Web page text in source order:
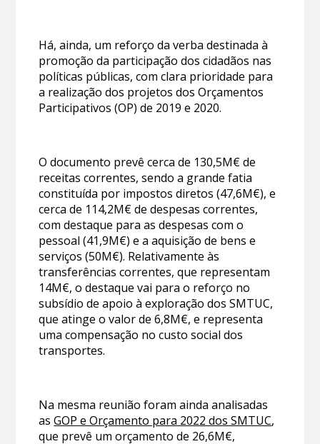
Há, ainda, um reforço da verba destinada à
promoção da participação dos cidadãos nas
políticas públicas, com clara prioridade para
a realização dos projetos dos Orçamentos
Participativos (OP) de 2019 e 2020.
O documento prevê cerca de 130,5M€ de
receitas correntes, sendo a grande fatia
constituída por impostos diretos (47,6M€), e
cerca de 114,2M€ de despesas correntes,
com destaque para as despesas com o
pessoal (41,9M€) e a aquisição de bens e
serviços (50M€). Relativamente às
transferências correntes, que representam
14M€, o destaque vai para o reforço no
subsídio de apoio à exploração dos SMTUC,
que atinge o valor de 6,8M€, e representa
uma compensação no custo social dos
transportes.
Na mesma reunião foram ainda analisadas
asGOP e Orçamento para 2022 dos SMTUC,
que prevê um orçamento de 26,6M€,